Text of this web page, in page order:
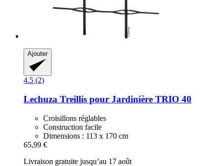
Ajouter
4.5 (2)
Lechuza Treillis pour Jardinière TRIO 40
Croisillons réglables
Construction facile
Dimensions : 113 x 170 cm
65,99 €
Livraison gratuite jusqu’au 17 août